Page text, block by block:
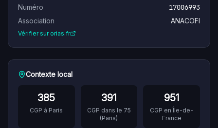
Numéro
17006993
Association ANACOFI
Vérifier sur orias.fr
Contexte local
385
CGP à Paris
391
CGP dans le 75
(Paris)
951
CGP en Île-de-
France